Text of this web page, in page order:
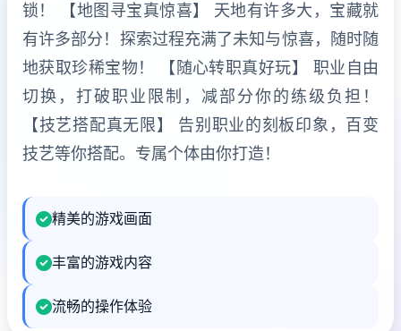
锁！ 【地图寻宝真惊喜】 天地有许多大，宝藏就
有许多部分！探索过程充满了未知与惊喜，随时随
地获取珍稀宝物！ 【随心转职真好玩】 职业自由
切换，打破职业限制，减部分你的练级负担！
【技艺搭配真无限】 告别职业的刻板印象，百变
技艺等你搭配。专属个体由你打造！
精美的游戏画面
丰富的游戏内容
流畅的操作体验